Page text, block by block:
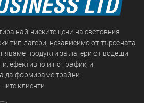
най-ниските цени на световния
тип лагери, независимо от търсената
продукти за лагери от водещи
ефективно и по график, и
да формираме трайни
клиенти.